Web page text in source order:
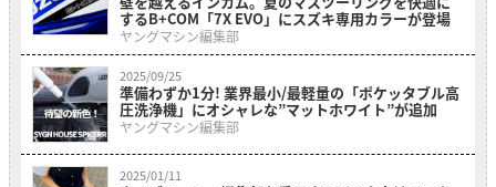
するB+COM「7X EVO」にスズキ専用カラーが登場
ヤングマシン編集部
2025/09/25
準備わずか1分! 業界最小/最軽量の「ポケッタブル高
圧洗浄機」にオシャレな”マットホワイト”が追加
ヤングマシン編集部
2025/01/11